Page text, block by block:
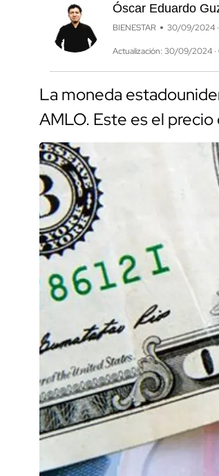
Óscar Eduardo
BIENESTAR 30/09/2024
Actualización: 30/09/2024 ·
La moneda
AMLO. Este es el precio